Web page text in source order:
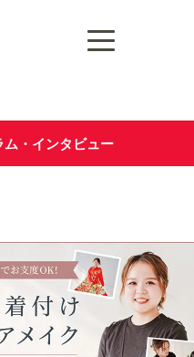
ム・インタビュー